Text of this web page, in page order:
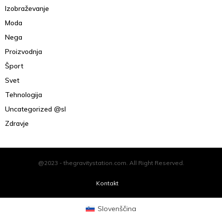
Izobraževanje
Moda
Nega
Proizvodnja
Šport
Svet
Tehnologija
Uncategorized @sl
Zdravje
@2023 - thegravitystation.com. All Right Reserved.
Kontakt
Slovenščina